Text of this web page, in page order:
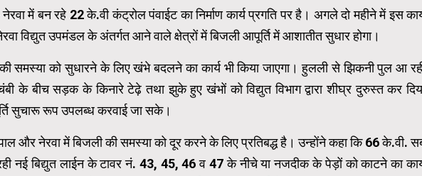
में बन रहे 22 के.वी कंट्रोल पंवाईट का निर्माण कार्य प्रगति पर है। अगले दो महीने में इस
विद्युत उपमंडल के अंतर्गत आने वाले क्षेत्रों में बिजली आपूर्ति में आशातीत सुधार होगा।
समस्या को सुधारने के लिए खंभे बदलने का कार्य भी किया जाएगा। हुलली से झिकनी पुल आ
के बीच सड़क के किनारे टेढ़े तथा झुके हुए खंभों को विद्युत विभाग द्वारा शीघ्र दुरुस्त कर
सुचारू रूप उपलब्ध करवाई जा सके।
और नेरवा में बिजली की समस्या को दूर करने के लिए प्रतिबद्ध है। उन्होंने कहा कि 66 के.वी.
नई बिद्युत लाईन के टावर नं. 43, 45, 46 व 47 के नीचे या नजदीक के पेड़ों को काटने का